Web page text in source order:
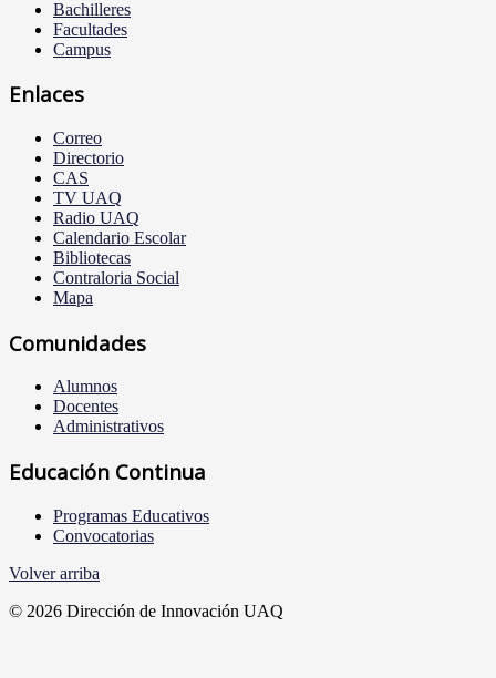
Bachilleres
Facultades
Campus
Enlaces
Correo
Directorio
CAS
TV UAQ
Radio UAQ
Calendario Escolar
Bibliotecas
Contraloria Social
Mapa
Comunidades
Alumnos
Docentes
Administrativos
Educación Continua
Programas Educativos
Convocatorias
Volver arriba
© 2026 Dirección de Innovación UAQ